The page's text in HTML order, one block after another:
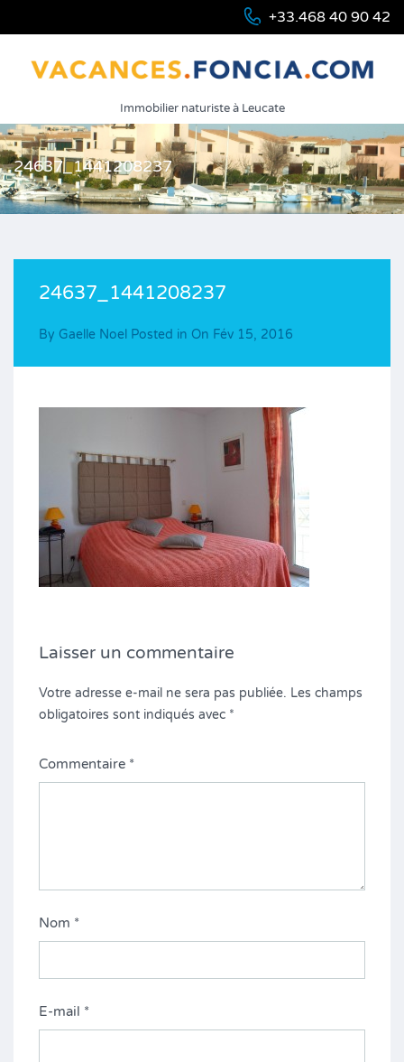
+33.468 40 90 42
Immobilier naturiste à Leucate
24637_1441208237
24637_1441208237
By Gaelle Noel Posted in On Fév 15, 2016
Laisser un commentaire
Votre adresse e-mail ne sera pas publiée. Les champs
obligatoires sont indiqués avec *
Commentaire *
Nom *
E-mail *